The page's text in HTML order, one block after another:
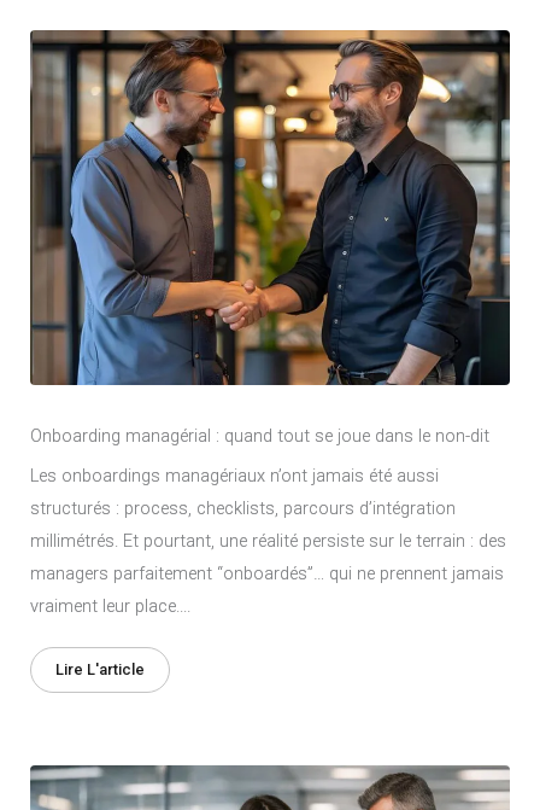
Onboarding managérial : quand tout se joue dans le non-dit
Les onboardings managériaux n’ont jamais été aussi
structurés : process, checklists, parcours d’intégration
millimétrés. Et pourtant, une réalité persiste sur le terrain : des
managers parfaitement “onboardés”… qui ne prennent jamais
vraiment leur place....
Lire L'article